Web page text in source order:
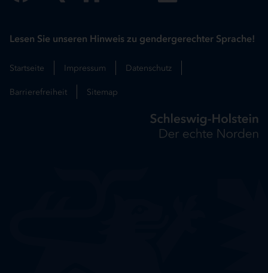
Lesen Sie unseren Hinweis zu gendergerechter Sprache!
Startseite Impressum Datenschutz
Barrierefreiheit Sitemap